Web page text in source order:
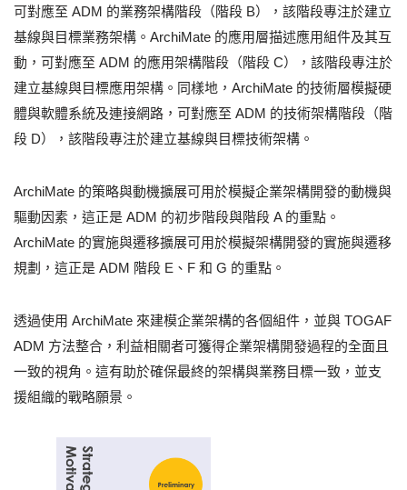
可對應至 ADM 的業務架構階段（階段 B），該階段專注於建立
基線與目標業務架構。ArchiMate 的應用層描述應用組件及其互
動，可對應至 ADM 的應用架構階段（階段 C），該階段專注於
建立基線與目標應用架構。同樣地，ArchiMate 的技術層模擬硬
體與軟體系統及連接網路，可對應至 ADM 的技術架構階段（階
段 D），該階段專注於建立基線與目標技術架構。
ArchiMate 的策略與動機擴展可用於模擬企業架構開發的動機與
驅動因素，這正是 ADM 的初步階段與階段 A 的重點。
ArchiMate 的實施與遷移擴展可用於模擬架構開發的實施與遷移
規劃，這正是 ADM 階段 E、F 和 G 的重點。
透過使用 ArchiMate 來建模企業架構的各個組件，並與 TOGAF
ADM 方法整合，利益相關者可獲得企業架構開發過程的全面且
一致的視角。這有助於確保最終的架構與業務目標一致，並支
援組織的戰略願景。